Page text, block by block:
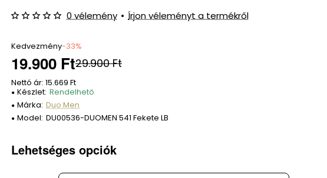
0 vélemény • Írjon véleményt a termékről
Kedvezmény-33%
19.900 Ft29.900 Ft
Nettó ár: 15.669 Ft
Készlet: Rendelhető
Márka: Duo Men
Model: DU00536-DUOMEN 541 Fekete LB
Lehetséges opciók